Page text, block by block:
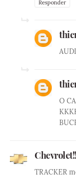
Responder
O
TRACKER